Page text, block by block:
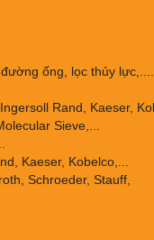
ống, lọc thủy lực,....
Rand, Kaeser,
Sieve,...
Kaeser, Kobelco,...
Schroeder, Stauff,